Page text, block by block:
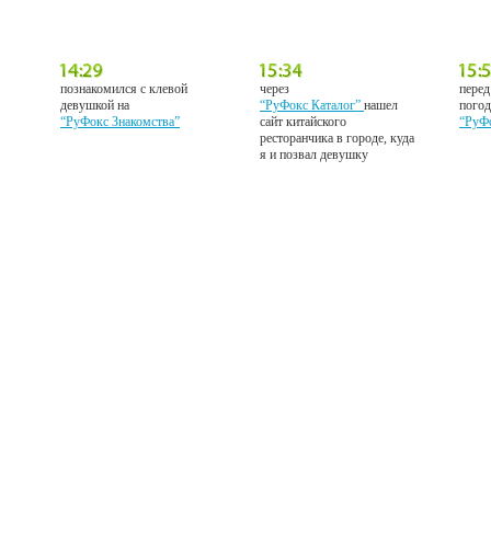
познакомился с клевой
девушкой на
“РуФокс Знакомства”
через
“РуФокс Каталог”нашел
сайт китайского
ресторанчика в городе, куда
я и позвал девушку